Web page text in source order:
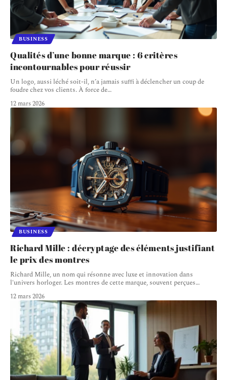
BUSINESS
Qualités d’une bonne marque : 6 critères
incontournables pour réussir
Un logo, aussi léché soit-il, n’a jamais suffi à déclencher un coup de
foudre chez vos clients. À force de…
12 mars 2026
BUSINESS
Richard Mille : décryptage des éléments justifiant
le prix des montres
Richard Mille, un nom qui résonne avec luxe et innovation dans
l'univers horloger. Les montres de cette marque, souvent perçues…
12 mars 2026